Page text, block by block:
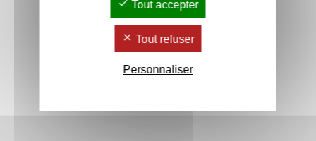
Tout accepter
Tout refuser
Personnaliser